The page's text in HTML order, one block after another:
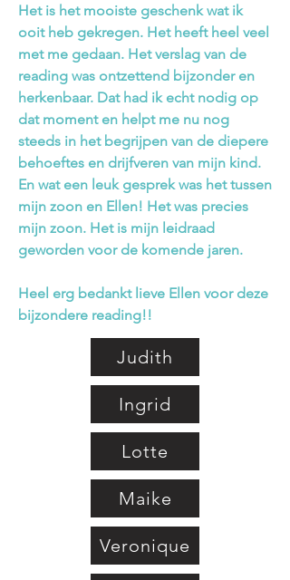
Het is het mooiste geschenk wat ik
ooit heb gekregen. Het heeft heel veel
met me gedaan. Het verslag van de
reading was ontzettend bijzonder en
herkenbaar. Dat had ik echt nodig op
dat moment en helpt me nu nog
steeds in het begrijpen van de diepere
behoeftes en drijfveren van mijn kind.
En wat een leuk gesprek was het tussen
mijn zoon en Ellen! Het was precies
mijn zoon. Het is mijn leidraad
geworden voor de komende jaren.
Heel erg bedankt lieve Ellen voor deze
bijzondere reading!!
Judith
Ingrid
Lotte
Maike
Veronique